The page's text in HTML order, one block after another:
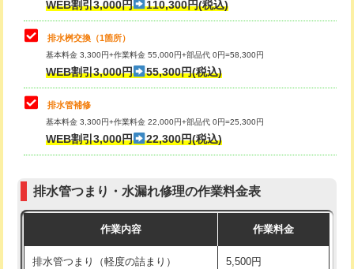
マス交換（深さ50㎝以上） 66,000円
コンクリート斫り（厚さ10㎝まで）
コンクリート斫り（厚さ10㎝超え）
モルタル補修（厚さ10㎝まで）
モルタル補修（厚さ10㎝超え）
追加人工 16,500円
現場見積
交換・取付（タンク） 22,000円+材料費
交換・取付(単水栓（壁付・デッキ
式）)
交換・取付(混合水栓（壁付・デッキ
式・ワンホール）)
16,500円+材料費
交換・取付(排水栓・排水トラップ
交換・取付（その他部品） 11,000円+材料費
持込商品取付（単水栓） 13,200円
持込商品取付（混合水栓） 16,500円
WEB割引3,000円 110,300円(税込)
排水桝交換（1箇所）
基本料金 3,300円+作業料金 55,000円+部品代 0円=58,300円
WEB割引3,000円 55,300円(税込)
排水管補修
基本料金 3,300円+作業料金 22,000円+部品代 0円=25,300円
WEB割引3,000円 22,300円(税込)
排水管つまり・水漏れ修理の作業料金表
作業内容 作業料金
排水管つまり（軽度の詰まり） 5,500円